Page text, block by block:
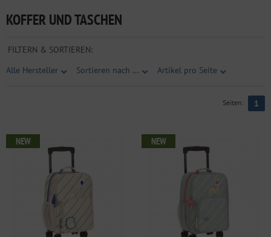
KOFFER UND TASCHEN
FILTERN & SORTIEREN:
Alle Hersteller
Sortieren nach ... Artikel pro Seite
Seiten: 1
NEW NEW